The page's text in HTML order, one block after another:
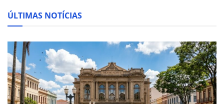
ÚLTIMAS NOTÍCIAS